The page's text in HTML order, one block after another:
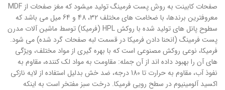
صفحات کابینت به روش پست فرمینگ تولید میشود که مغز صفحات از MDF
معروفترین برندها، با ضخامت های مختلف 32، 48 و 64 میل می باشد که
سطوح پانل های تولید شده با روکش HPL (فرمیکا) توسط ماشین آلات مدرن
پست فرمینگ (انحنا دادن فرمیکا در قسمت لبه صفحات گرد شده) می شود.
فرمیکا، نوعی روکش مصنوعی است که با بهره گیری از مواد مختلف، ویژگی
های آن را بهبود داده اند از آن جمله: مقاومت به مواد لک کننده، مقاوم به
نفوذ آب، مقاوم به حرارت تا 180 درجه، ضد خش بدلیل استفاده از لایه نازکی
اکسید آلومینیوم در سطح رویی فرمیکا. درخت سبز مفتخر است به اینکه